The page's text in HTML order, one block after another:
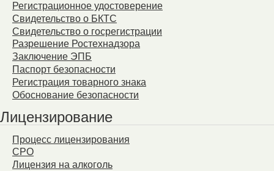
Регистрационное удостоверение
Свидетельство о БКТС
Свидетельство о госрегистрации
Разрешение Ростехнадзора
Заключение ЭПБ
Паспорт безопасности
Регистрация товарного знака
Обоснование безопасности
Лицензирование
Процесс лицензирования
СРО
Лицензия на алкоголь